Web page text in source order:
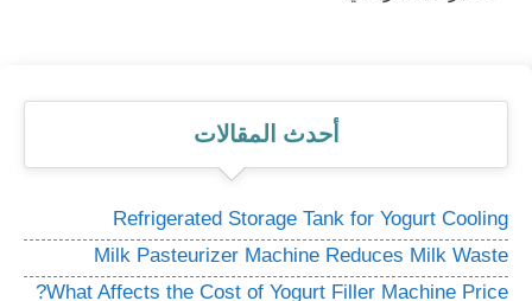
أحدث المقالات
Refrigerated Storage Tank for Yogurt Cooling
Milk Pasteurizer Machine Reduces Milk Waste
What Affects the Cost of Yogurt Filler Machine Price?